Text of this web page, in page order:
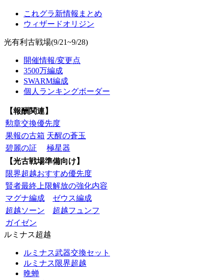
これグラ新情報まとめ
ウィザードオリジン
光有利古戦場(9/21~9/28)
開催情報/変更点
3500万編成
SWARM編成
個人ランキングボーダー
【報酬関連】
勲章交換優先度
果報の古箱 天醒の蒼玉
碧麗の証
極星器
【光古戦場準備向け】
限界超越おすすめ優先度
賢者最終上限解放の強化内容
マグナ編成
ゼウス編成
超越ソーン
超越フュンフ
ガイゼン
ルミナス超越
ルミナス武器交換セット
ルミナス限界超越
晩蝉